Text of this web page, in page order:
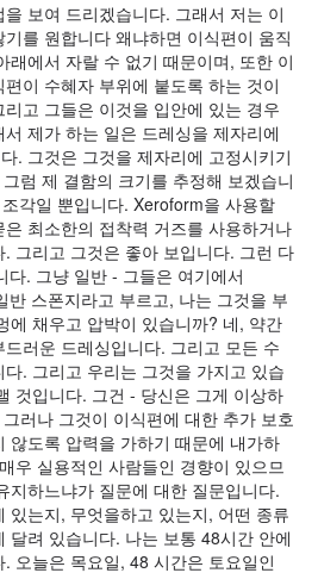
보여 드리겠습니다. 그래서 저는 이
를 원합니다 왜냐하면 이식편이 움직
래에서 자랄 수 없기 때문이며, 또한 이
이 수혜자 부위에 붙도록 하는 것이
고 그들은 이것을 입안에 있는 경우
제가 하는 일은 드레싱을 제자리에
. 그것은 그것을 제자리에 고정시키기
럼 제 결함의 크기를 추정해 보겠습니
각일 뿐입니다. Xeroform을 사용할
최소한의 접착력 거즈를 사용하거나
그리고 그것은 좋아 보입니다. 그런 다
다. 그냥 일반 - 그들은 여기에서
스폰지라고 부르고, 나는 그것을 부
에 채우고 압박이 있습니까? 네, 약간
러운 드레싱입니다. 그리고 모든 수
. 그리고 우리는 그것을 가지고 있습
것입니다. 그건 - 당신은 그게 이상하
러나 그것이 이식편에 대한 추가 보호
않도록 압력을 가하기 때문에 내가하
우 실용적인 사람들인 경향이 있으므
지하느냐가 질문에 대한 질문입니다.
있는지, 무엇을하고 있는지, 어떤 종류
달려 있습니다. 나는 보통 48시간 안에
오늘은 목요일, 48 시간은 토요일인